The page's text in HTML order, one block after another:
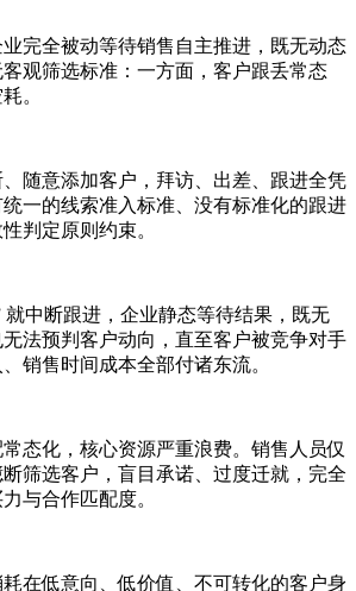
完全被动等待销售自主推进，既无动态
观筛选标准：一方面，客户跟丢常态
。
随意添加客户，拜访、出差、跟进全凭
一的线索准入标准、没有标准化的跟进
判定原则约束。
就中断跟进，企业静态等待结果，既无
法预判客户动向，直至客户被竞争对手
销售时间成本全部付诸东流。
态化，核心资源严重浪费。销售人员仅
筛选客户，盲目承诺、过度迁就，完全
与合作匹配度。
在低意向、低价值、不可转化的客户身